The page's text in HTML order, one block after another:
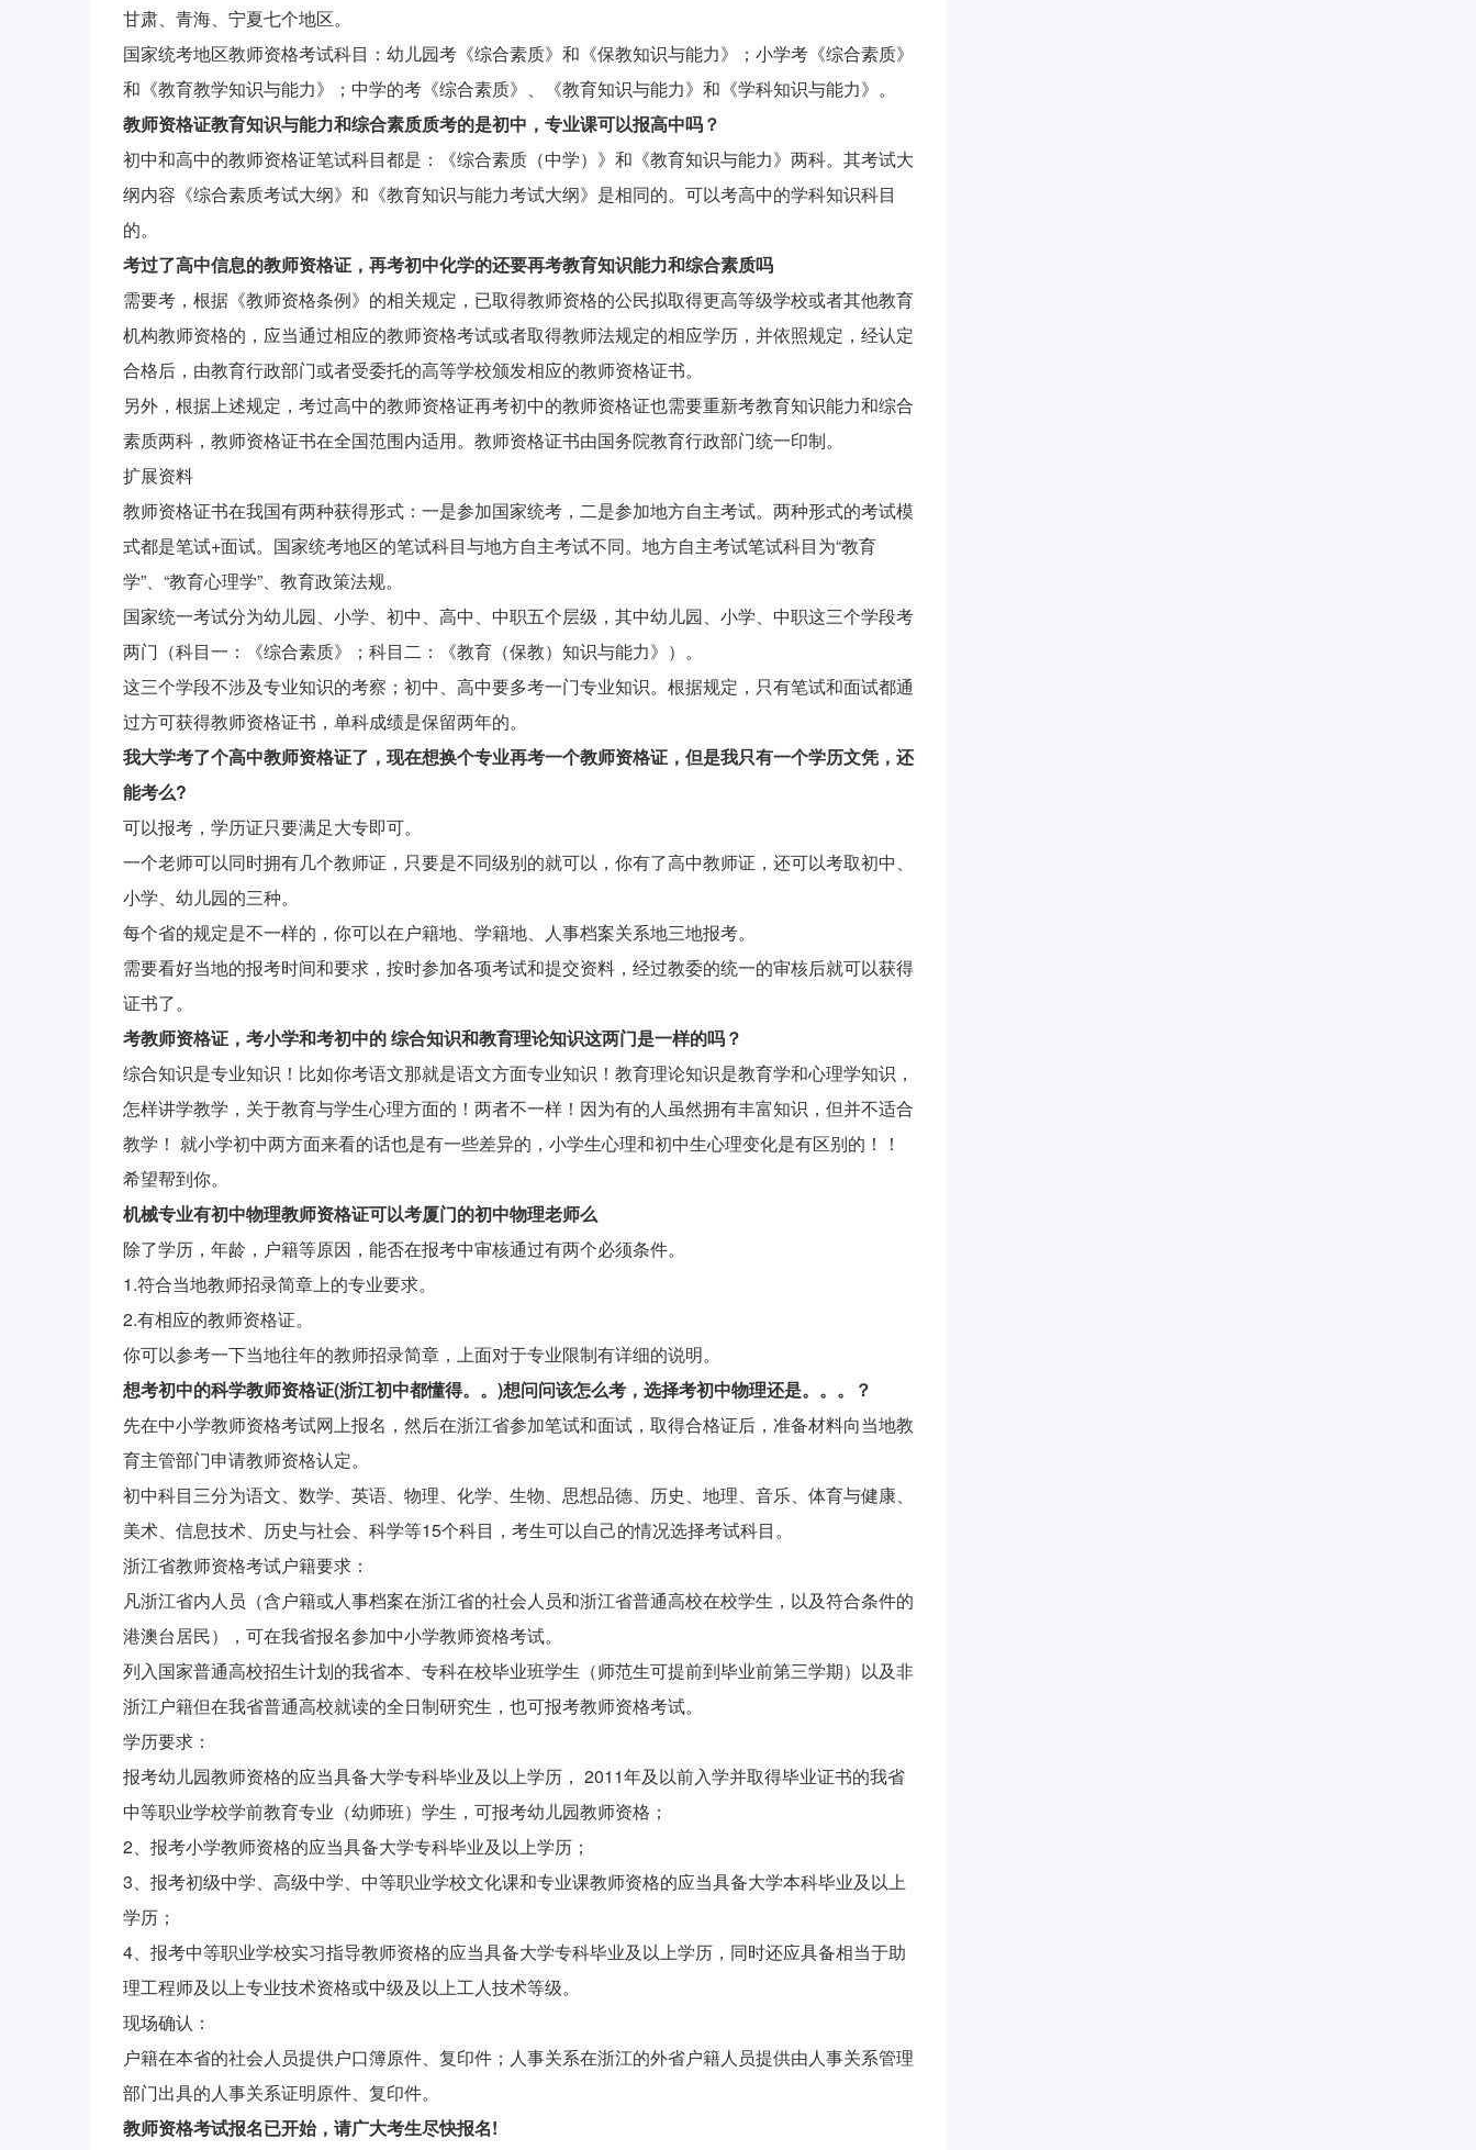
甘肃、青海、宁夏七个地区。
国家统考地区教师资格考试科目：幼儿园考《综合素质》和《保教知识与能力》；小学考《综合素质》
和《教育教学知识与能力》；中学的考《综合素质》、《教育知识与能力》和《学科知识与能力》。
教师资格证教育知识与能力和综合素质质考的是初中，专业课可以报高中吗？
初中和高中的教师资格证笔试科目都是：《综合素质（中学）》和《教育知识与能力》两科。其考试大
纲内容《综合素质考试大纲》和《教育知识与能力考试大纲》是相同的。可以考高中的学科知识科目
的。
考过了高中信息的教师资格证，再考初中化学的还要再考教育知识能力和综合素质吗
需要考，根据《教师资格条例》的相关规定，已取得教师资格的公民拟取得更高等级学校或者其他教育
机构教师资格的，应当通过相应的教师资格考试或者取得教师法规定的相应学历，并依照规定，经认定
合格后，由教育行政部门或者受委托的高等学校颁发相应的教师资格证书。
另外，根据上述规定，考过高中的教师资格证再考初中的教师资格证也需要重新考教育知识能力和综合
素质两科，教师资格证书在全国范围内适用。教师资格证书由国务院教育行政部门统一印制。
扩展资料
教师资格证书在我国有两种获得形式：一是参加国家统考，二是参加地方自主考试。两种形式的考试模
式都是笔试+面试。国家统考地区的笔试科目与地方自主考试不同。地方自主考试笔试科目为“教育
学”、“教育心理学”、教育政策法规。
国家统一考试分为幼儿园、小学、初中、高中、中职五个层级，其中幼儿园、小学、中职这三个学段考
两门（科目一：《综合素质》；科目二：《教育（保教）知识与能力》）。
这三个学段不涉及专业知识的考察；初中、高中要多考一门专业知识。根据规定，只有笔试和面试都通
过方可获得教师资格证书，单科成绩是保留两年的。
我大学考了个高中教师资格证了，现在想换个专业再考一个教师资格证，但是我只有一个学历文凭，还
能考么?
可以报考，学历证只要满足大专即可。
一个老师可以同时拥有几个教师证，只要是不同级别的就可以，你有了高中教师证，还可以考取初中、
小学、幼儿园的三种。
每个省的规定是不一样的，你可以在户籍地、学籍地、人事档案关系地三地报考。
需要看好当地的报考时间和要求，按时参加各项考试和提交资料，经过教委的统一的审核后就可以获得
证书了。
考教师资格证，考小学和考初中的 综合知识和教育理论知识这两门是一样的吗？
综合知识是专业知识！比如你考语文那就是语文方面专业知识！教育理论知识是教育学和心理学知识，
怎样讲学教学，关于教育与学生心理方面的！两者不一样！因为有的人虽然拥有丰富知识，但并不适合
教学！ 就小学初中两方面来看的话也是有一些差异的，小学生心理和初中生心理变化是有区别的！！
希望帮到你。
机械专业有初中物理教师资格证可以考厦门的初中物理老师么
除了学历，年龄，户籍等原因，能否在报考中审核通过有两个必须条件。
1.符合当地教师招录简章上的专业要求。
2.有相应的教师资格证。
你可以参考一下当地往年的教师招录简章，上面对于专业限制有详细的说明。
想考初中的科学教师资格证(浙江初中都懂得。。)想问问该怎么考，选择考初中物理还是。。。？
先在中小学教师资格考试网上报名，然后在浙江省参加笔试和面试，取得合格证后，准备材料向当地教
育主管部门申请教师资格认定。
初中科目三分为语文、数学、英语、物理、化学、生物、思想品德、历史、地理、音乐、体育与健康、
美术、信息技术、历史与社会、科学等15个科目，考生可以自己的情况选择考试科目。
浙江省教师资格考试户籍要求：
凡浙江省内人员（含户籍或人事档案在浙江省的社会人员和浙江省普通高校在校学生，以及符合条件的
港澳台居民），可在我省报名参加中小学教师资格考试。
列入国家普通高校招生计划的我省本、专科在校毕业班学生（师范生可提前到毕业前第三学期）以及非
浙江户籍但在我省普通高校就读的全日制研究生，也可报考教师资格考试。
学历要求：
报考幼儿园教师资格的应当具备大学专科毕业及以上学历， 2011年及以前入学并取得毕业证书的我省
中等职业学校学前教育专业（幼师班）学生，可报考幼儿园教师资格；
2、报考小学教师资格的应当具备大学专科毕业及以上学历；
3、报考初级中学、高级中学、中等职业学校文化课和专业课教师资格的应当具备大学本科毕业及以上
学历；
4、报考中等职业学校实习指导教师资格的应当具备大学专科毕业及以上学历，同时还应具备相当于助
理工程师及以上专业技术资格或中级及以上工人技术等级。
现场确认：
户籍在本省的社会人员提供户口簿原件、复印件；人事关系在浙江的外省户籍人员提供由人事关系管理
部门出具的人事关系证明原件、复印件。
教师资格考试报名已开始，请广大考生尽快报名!